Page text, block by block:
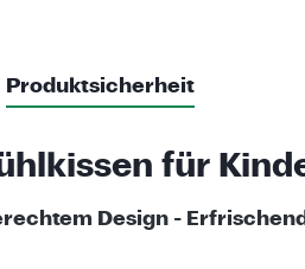
Produktsicherheit
für
Design -